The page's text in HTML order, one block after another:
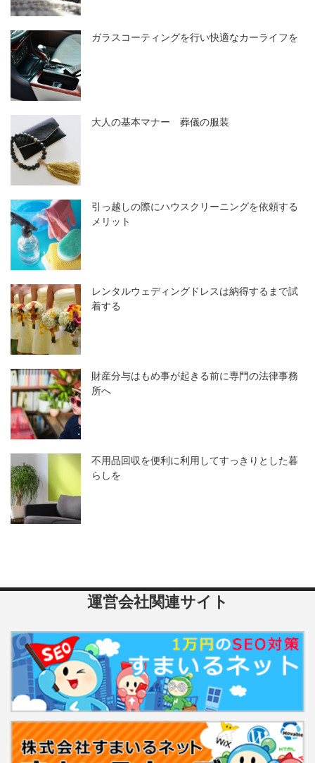
ガラスコーティングを行い快適なカーライフを
大人の基本マナー 葬儀の服装
引っ越しの際にハウスクリーニングを依頼する
メリット
レンタルウェディングドレスは納得するまで試
着する
財産分与はもめ事が起きる前に専門の法律事務
所へ
不用品回収を便利に利用してすっきりとした暮
らしを
運営会社関連サイト